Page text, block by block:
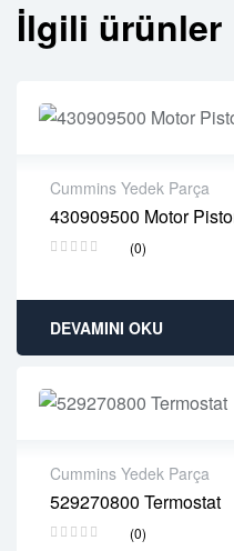
İlgili ürünler
Cummins Yedek Parça
430909500 Motor
(0)
2 years warranty
Delivery time: 1-2
DEVAMINI OKU
Cummins Yedek Parça
529270800 Termostat
(0)
2 years warranty
Delivery time: 1-2